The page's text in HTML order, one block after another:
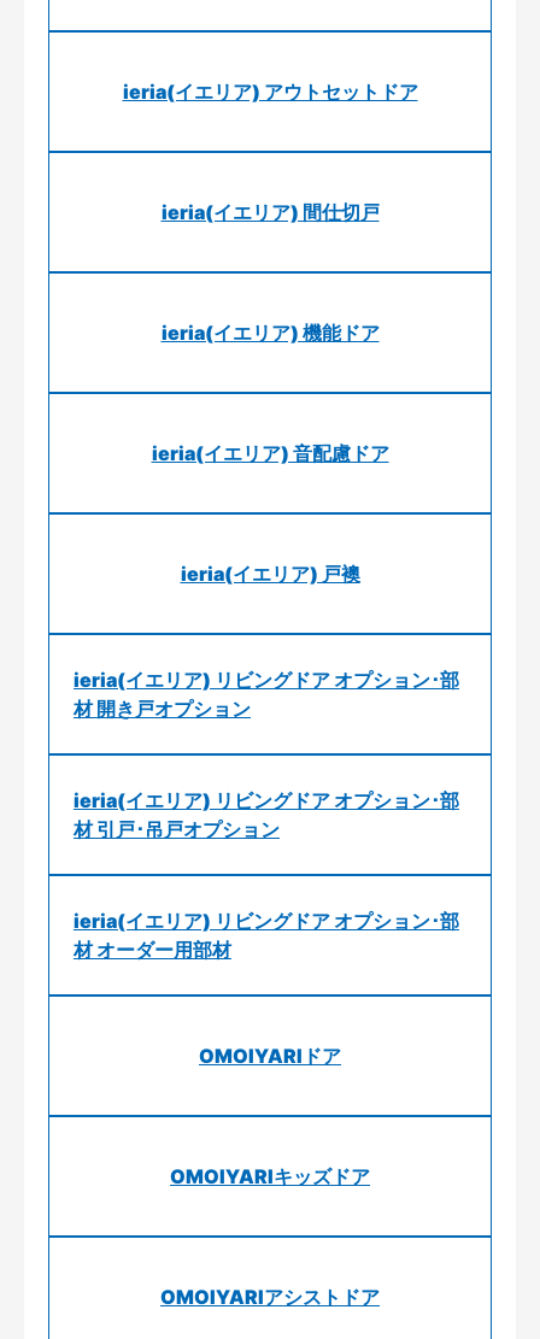
ieria(イエリア) アウトセットドア
ieria(イエリア) 間仕切戸
ieria(イエリア) 機能ドア
ieria(イエリア) 音配慮ドア
ieria(イエリア) 戸襖
ieria(イエリア) リビングドア オプション･部
材 開き戸オプション
ieria(イエリア) リビングドア オプション･部
材 引戸･吊戸オプション
ieria(イエリア) リビングドア オプション･部
材 オーダー用部材
OMOIYARIドア
OMOIYARIキッズドア
OMOIYARIアシストドア